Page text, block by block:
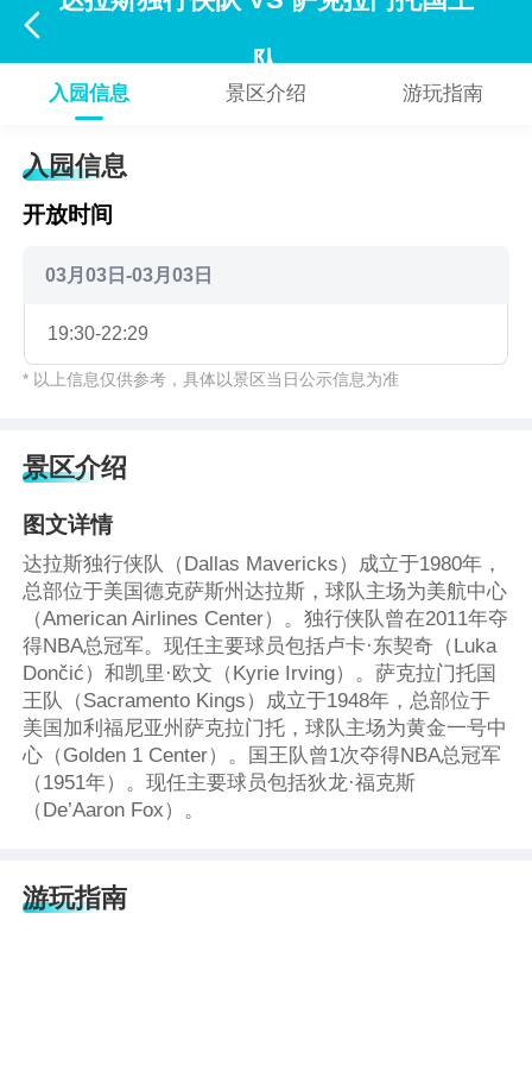

队
入园信息 景区介绍 游玩指南
入园信息
开放时间
03月03日-03月03日
19:30-22:29
* 以上信息仅供参考，具体以景区当日公示信息为准
景区介绍
图文详情
达拉斯独行侠队（Dallas Mavericks）成立于1980年，
总部位于美国德克萨斯州达拉斯，球队主场为美航中心
（American Airlines Center）。独行侠队曾在2011年夺
得NBA总冠军。现任主要球员包括卢卡·东契奇（Luka
Dončić）和凯里·欧文（Kyrie Irving）。萨克拉门托国
王队（Sacramento Kings）成立于1948年，总部位于
美国加利福尼亚州萨克拉门托，球队主场为黄金一号中
心（Golden 1 Center）。国王队曾1次夺得NBA总冠军
（1951年）。现任主要球员包括狄龙·福克斯
（De’Aaron Fox）。
游玩指南